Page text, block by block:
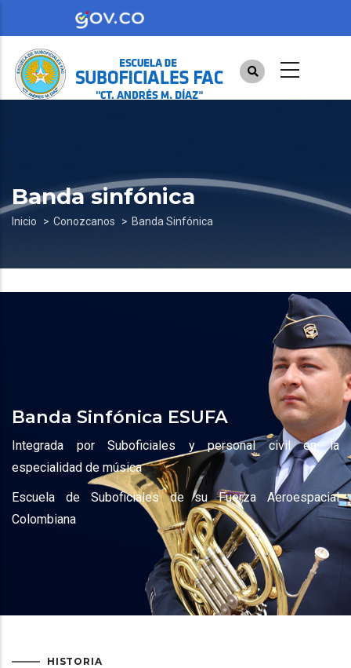
contenido
principal
Banda sinfónica
Sobrescribir
de
ayuda
Inicio Conozcanos Banda Sinfónica
Banda Sinfónica ESUFA
Integrada por Suboficiales y personal civil en la
especialidad de música
Escuela de Suboficiales de su Fuerza Aeroespacial
Colombiana
HISTORIA